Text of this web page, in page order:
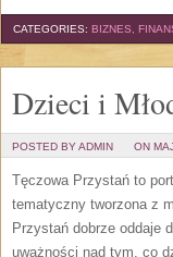
CATEGORIES: BIZNES,
Dzieci i
POSTED BY ADMIN ON
Tęczowa Przystań to
tematyczny tworzona z
Przystań dobrze oddaje
uważności nad tym, co